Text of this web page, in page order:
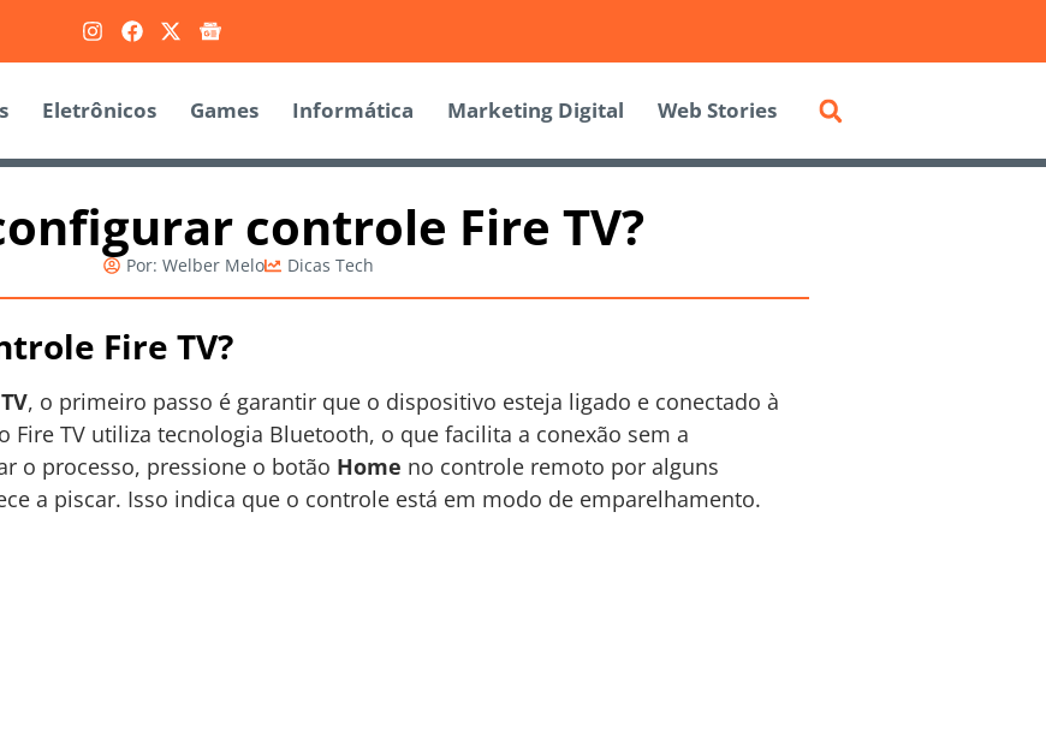
Eletrônicos Games Informática Marketing Digital Web Stories
controle Fire TV?
Por: Welber Melo Dicas Tech
Fire TV?
, o primeiro passo é garantir que o dispositivo esteja ligado e conectado à
Fire TV utiliza tecnologia Bluetooth, o que facilita a conexão sem a
o processo, pressione o botão Home no controle remoto por alguns
a piscar. Isso indica que o controle está em modo de emparelhamento.